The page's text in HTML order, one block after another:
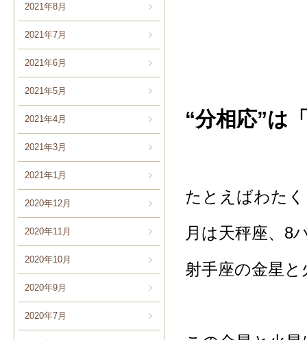
2021年8月
2021年7月
2021年6月
2021年5月
2021年4月
2021年3月
2021年1月
2020年12月
2020年11月
2020年10月
2020年9月
2020年7月
“分相応”は
たとえばわた
月は天秤座、8
射手座の金星